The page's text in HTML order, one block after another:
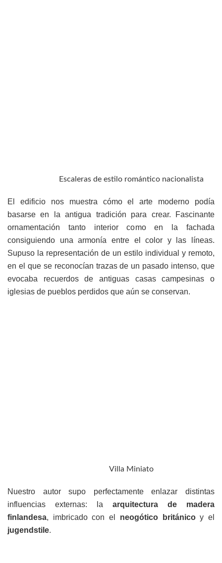
Escaleras de estilo romántico nacionalista
El edificio nos muestra cómo el arte moderno podía
basarse en la antigua tradición para crear. Fascinante
ornamentación tanto interior como en la fachada
consiguiendo una armonía entre el color y las líneas.
Supuso la representación de un estilo individual y remoto,
en el que se reconocían trazas de un pasado intenso, que
evocaba recuerdos de antiguas casas campesinas o
iglesias de pueblos perdidos que aún se conservan.
Villa Miniato
Nuestro autor supo perfectamente enlazar distintas
influencias externas: la arquitectura de madera
finlandesa, imbricado con el neogótico británicoy el
jugendstile.